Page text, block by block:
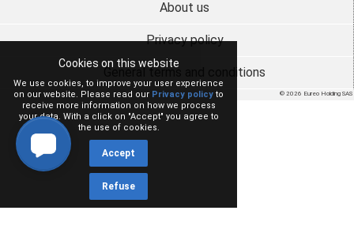
Cookies on this website
We use cookies, to improve your user experience
on our website. Please read our Privacy policy to
receive more information on how we process
your data. With a click on "Accept" you agree to
the use of cookies.
Accept
Refuse
© 2026 Eureo Holding SAS
About us
Privacy policy
General terms and conditions